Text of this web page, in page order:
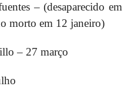
– (desaparecido em
morto em 12 janeiro)
– 27 março